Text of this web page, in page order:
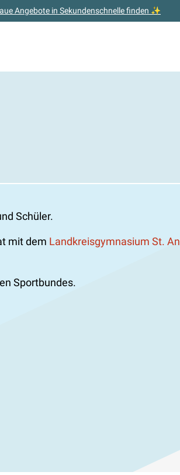
Angebote in Sekundenschnelle finden ✨
Schüler.
mit dem Landkreisgymnasium St.
Sportbundes.